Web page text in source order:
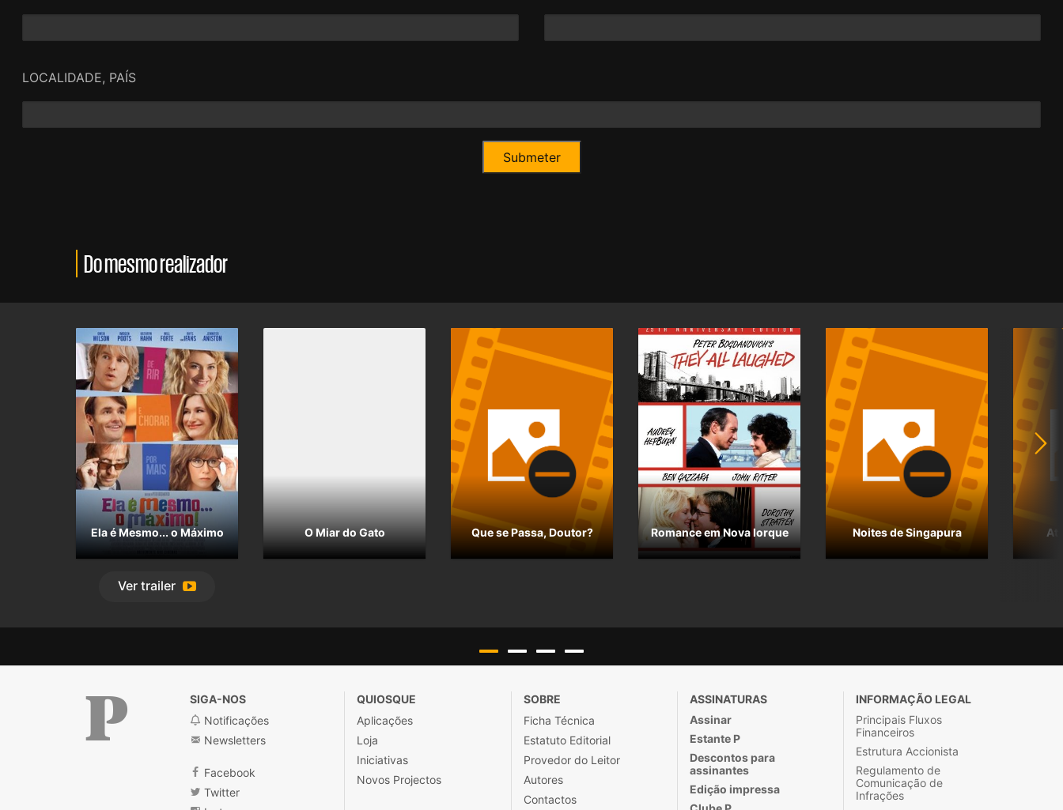
LOCALIDADE, PAÍS
Do mesmo realizador
Ela é Mesmo... o Máximo
Ver trailer
O Miar do Gato Que se Passa, Doutor? Romance em Nova Iorque Noites de Singapura At
Público
SIGA-NOS
Notificações
Newsletters
Facebook
Twitter
QUIOSQUE
Aplicações
Loja
Iniciativas
Novos Projectos
SOBRE
Ficha Técnica
Estatuto Editorial
Provedor do Leitor
Autores
Contactos
ASSINATURAS
Assinar
Estante P
Descontos para
assinantes
Edição impressa
INFORMAÇÃO LEGAL
Principais Fluxos
Financeiros
Estrutura Accionista
Regulamento de
Comunicação de
Infrações